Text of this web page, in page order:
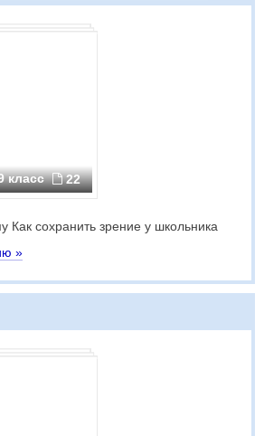
класс 22
Как сохранить зрение у школьника
»